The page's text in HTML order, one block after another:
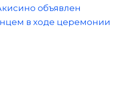
объявлен
в ходе церемонии